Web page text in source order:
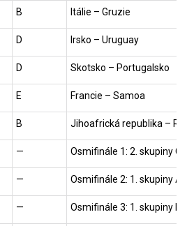
B Itálie – Gruzie
D Irsko – Uruguay
D Skotsko – Portugalsko
E Francie – Samoa
B Jihoafrická republika –
— Osmifinále 1: 2. skupiny C
— Osmifinále 2: 1. skupiny A
— Osmifinále 3: 1. skupiny E